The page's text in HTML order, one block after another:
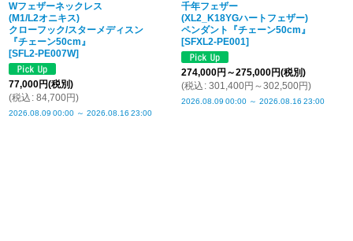
Wフェザーネックレス
(M1/L2オニキス)
クローフック/スターメディスン
『チェーン50cm』
[SFL2-PE007W]
77,000円(税別)
(税込 : 84,700円)
2026.08.09 00:00 ～ 2026.08.16 23:00
千年フェザー
(XL2_K18YGハートフェザー)
ペンダント『チェーン50cm』
[SFXL2-PE001]
274,000円 ～275,000円(税別)
(税込 : 301,400円 ～302,500円)
2026.08.09 00:00 ～ 2026.08.16 23:00